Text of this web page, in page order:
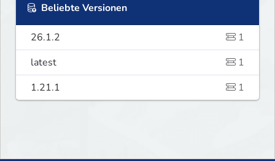
Beliebte Versionen
26.1.2
1
latest
1
1.21.1
1